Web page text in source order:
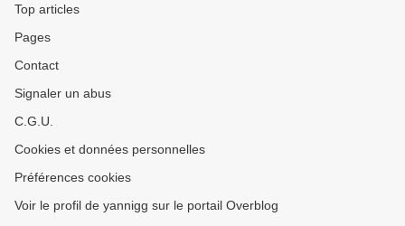
Top articles
Pages
Contact
Signaler un abus
C.G.U.
Cookies et données personnelles
Préférences cookies
Voir le profil de yannigg sur le portail Overblog